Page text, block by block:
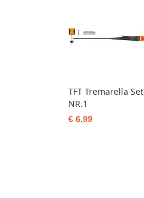
TFT Tremarella Set
NR.1
€ 6,99